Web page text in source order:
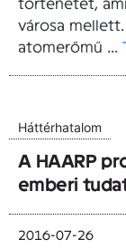
városa
atomerőmű ...
Háttérhatalom
A HAARP
emberi
2016-07-26